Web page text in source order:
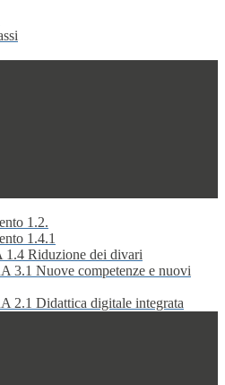
1.2.
1.4.1
Riduzione dei divari
3.1 Nuove competenze e nuovi
2.1 Didattica digitale integrata